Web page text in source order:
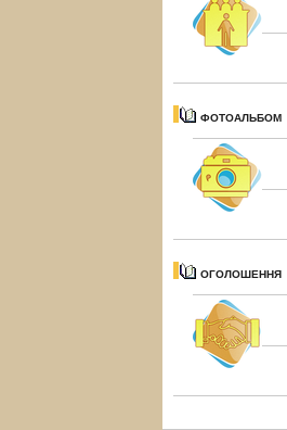
ФОТОАЛЬБОМ
ОГОЛОШЕННЯ